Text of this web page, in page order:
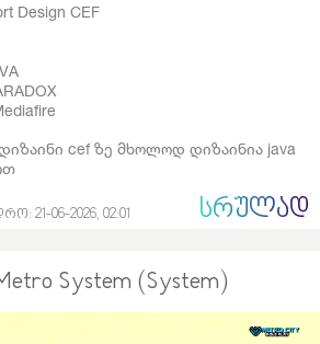
Design CEF
cef ზე მხოლოდ დიზაინია java
21-06-2026, 02:01 ᲡᲠᲣᲚᲐᲓ
System (System)